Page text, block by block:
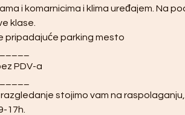
i komarnicima i klima uređajem. Na
klase.
pripadajuće parking mesto
PDV-a
stojimo vam na
17h.